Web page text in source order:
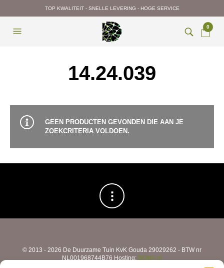
TOP KWALITEIT - SNELLE LEVERING - HOGE SERVICE
0
14.24.039
GEEN PRODUCTEN GEVONDEN DIE AAN JE
ZOEKCRITERIA VOLDOEN.
© 2013 - 2026 De Duurzame Tuin KvK Gouda 29029262 - BTW nr
NL001968744B76 Hosting: BGMA.nl